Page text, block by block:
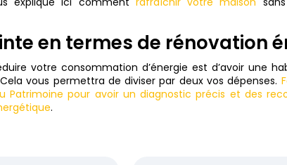
en termes de rénovation
votre consommation d’énergie est d’avoir une
vous permettra de diviser par deux vos dépenses.
Patrimoine pour avoir un diagnostic précis et des
.